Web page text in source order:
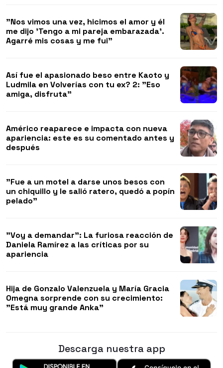
"Nos vimos una vez, hicimos el amor y él
me dijo 'Tengo a mi pareja embarazada'.
Agarré mis cosas y me fui"
Así fue el apasionado beso entre Kaoto y
Ludmila en Volverías con tu ex? 2: "Eso
amiga, disfruta"
Américo reaparece e impacta con nueva
apariencia: este es su comentado antes y
después
"Fue a un motel a darse unos besos con
un chiquillo y le salió ratero, quedó a popín
pelado"
"Voy a demandar": La furiosa reacción de
Daniela Ramírez a las críticas por su
apariencia
Hija de Gonzalo Valenzuela y María Gracia
Omegna sorprende con su crecimiento:
"Está muy grande Anka"
Descarga nuestra app